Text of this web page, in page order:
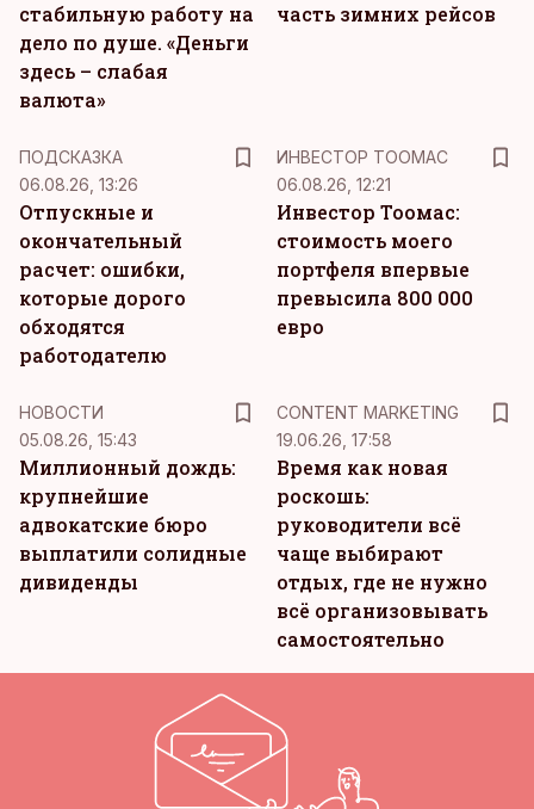
стабильную работу на
дело по душе. «Деньги
здесь – слабая
валюта»
часть зимних рейсов
ПОДСКАЗКА
06.08.26, 13:26
Отпускные и
окончательный
расчет: ошибки,
которые дорого
обходятся
работодателю
ИНВЕСТОР ТООМАС
06.08.26, 12:21
Инвестор Тоомас:
стоимость моего
портфеля впервые
превысила 800 000
евро
НОВОСТИ
05.08.26, 15:43
Миллионный дождь:
крупнейшие
адвокатские бюро
выплатили солидные
дивиденды
CONTENT MARKETING
19.06.26, 17:58
Время как новая
роскошь:
руководители всё
чаще выбирают
отдых, где не нужно
всё организовывать
самостоятельно